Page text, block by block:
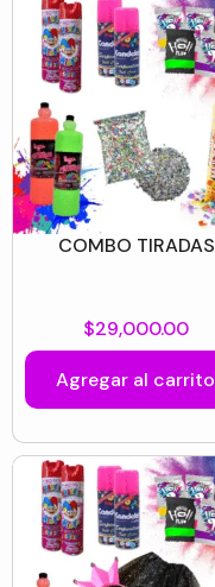
COMBO TIRADAS
$29,000.00
Agregar al carrito